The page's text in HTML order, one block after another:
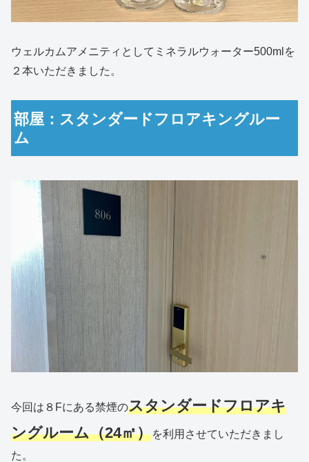
ウェルカムアメニティとしてミネラルウォーター500mlを
２本いただきました。
部屋：スタンダードフロアキングルー
ム
今回は８Fにある禁煙のスタンダードフロアキ
ングルーム（24㎡）を利用させていただきまし
た。